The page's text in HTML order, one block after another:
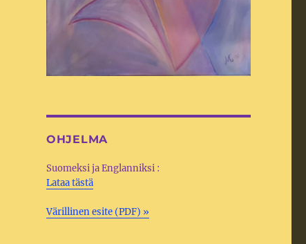
OHJELMA
Suomeksi ja Englanniksi :
Lataa tästä
Värillinen esite (PDF) »